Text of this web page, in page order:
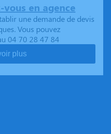
vous en agence
une demande de devis
Vous pouvez
04 70 28 47 84
plus